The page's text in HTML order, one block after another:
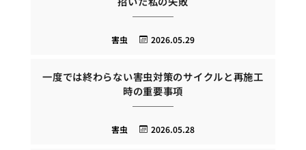
2026.05.29
害虫
一度では終わらない害虫対策のサイクルと再施工
時の重要事項
2026.05.28
害虫